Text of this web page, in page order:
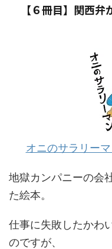
【６冊目】関西
オニのサラリー
地獄カンパニーの会
た絵本。
仕事に失敗したかわ
のですが、